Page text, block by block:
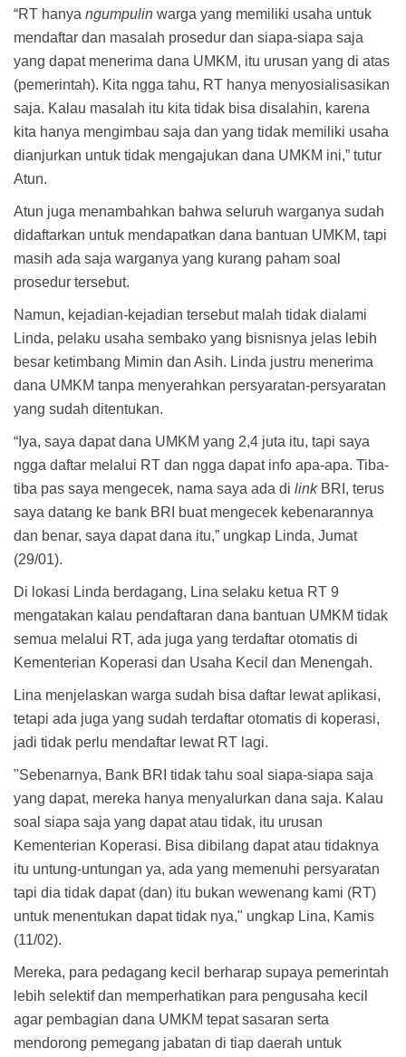
“RT hanya ngumpulin warga yang memiliki usaha untuk
mendaftar dan masalah prosedur dan siapa-siapa saja
yang dapat menerima dana UMKM, itu urusan yang di atas
(pemerintah). Kita ngga tahu, RT hanya menyosialisasikan
saja. Kalau masalah itu kita tidak bisa disalahin, karena
kita hanya mengimbau saja dan yang tidak memiliki usaha
dianjurkan untuk tidak mengajukan dana UMKM ini,” tutur
Atun.
Atun juga menambahkan bahwa seluruh warganya sudah
didaftarkan untuk mendapatkan dana bantuan UMKM, tapi
masih ada saja warganya yang kurang paham soal
prosedur tersebut.
Namun, kejadian-kejadian tersebut malah tidak dialami
Linda, pelaku usaha sembako yang bisnisnya jelas lebih
besar ketimbang Mimin dan Asih. Linda justru menerima
dana UMKM tanpa menyerahkan persyaratan-persyaratan
yang sudah ditentukan.
“Iya, saya dapat dana UMKM yang 2,4 juta itu, tapi saya
ngga daftar melalui RT dan ngga dapat info apa-apa. Tiba-
tiba pas saya mengecek, nama saya ada di linkBRI, terus
saya datang ke bank BRI buat mengecek kebenarannya
dan benar, saya dapat dana itu,” ungkap Linda, Jumat
(29/01).
Di lokasi Linda berdagang, Lina selaku ketua RT 9
mengatakan kalau pendaftaran dana bantuan UMKM tidak
semua melalui RT, ada juga yang terdaftar otomatis di
Kementerian Koperasi dan Usaha Kecil dan Menengah.
Lina menjelaskan warga sudah bisa daftar lewat aplikasi,
tetapi ada juga yang sudah terdaftar otomatis di koperasi,
jadi tidak perlu mendaftar lewat RT lagi.
"Sebenarnya, Bank BRI tidak tahu soal siapa-siapa saja
yang dapat, mereka hanya menyalurkan dana saja. Kalau
soal siapa saja yang dapat atau tidak, itu urusan
Kementerian Koperasi. Bisa dibilang dapat atau tidaknya
itu untung-untungan ya, ada yang memenuhi persyaratan
tapi dia tidak dapat (dan) itu bukan wewenang kami (RT)
untuk menentukan dapat tidak nya," ungkap Lina, Kamis
(11/02).
Mereka, para pedagang kecil berharap supaya pemerintah
lebih selektif dan memperhatikan para pengusaha kecil
agar pembagian dana UMKM tepat sasaran serta
mendorong pemegang jabatan di tiap daerah untuk